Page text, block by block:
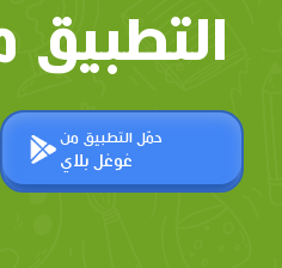
التطبيق
حمّل التطبيق من
غوغل بلاي